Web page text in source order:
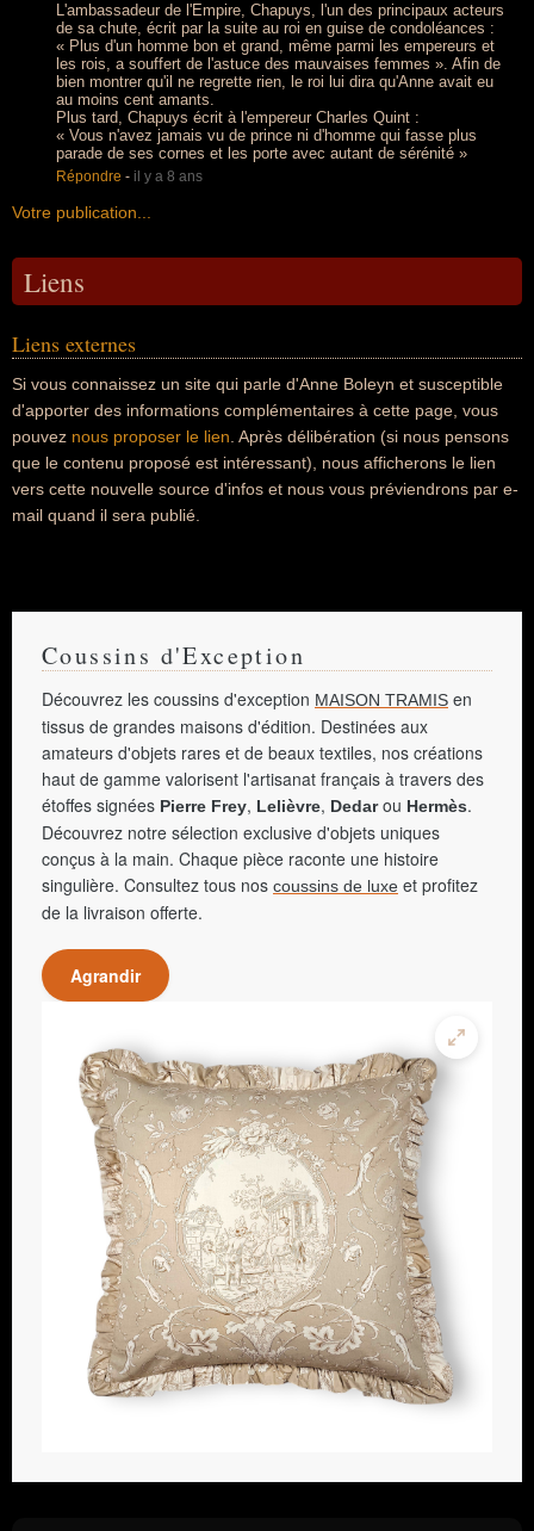
L'ambassadeur de l'Empire, Chapuys, l'un des principaux acteurs
de sa chute, écrit par la suite au roi en guise de condoléances :
« Plus d'un homme bon et grand, même parmi les empereurs et
les rois, a souffert de l'astuce des mauvaises femmes ». Afin de
bien montrer qu'il ne regrette rien, le roi lui dira qu'Anne avait eu
au moins cent amants.
Plus tard, Chapuys écrit à l'empereur Charles Quint :
« Vous n'avez jamais vu de prince ni d'homme qui fasse plus
parade de ses cornes et les porte avec autant de sérénité »
Répondre - il y a 8 ans
Votre publication...
Liens
Liens externes
Si vous connaissez un site qui parle d'Anne Boleyn et susceptible
d'apporter des informations complémentaires à cette page, vous
pouvez nous proposer le lien . Après délibération (si nous pensons
que le contenu proposé est intéressant), nous afficherons le lien
vers cette nouvelle source d'infos et nous vous préviendrons par e-
mail quand il sera publié.
Coussins d'Exception
Découvrez les coussins d'exception MAISON TRAMIS en
tissus de grandes maisons d'édition. Destinées aux
amateurs d'objets rares et de beaux textiles, nos créations
haut de gamme valorisent l'artisanat français à travers des
étoffes signées Pierre Frey, Lelièvre, Dedarou Hermès.
Découvrez notre sélection exclusive d'objets uniques
conçus à la main. Chaque pièce raconte une histoire
singulière. Consultez tous nos coussins de luxe et profitez
de la livraison offerte.
Agrandir